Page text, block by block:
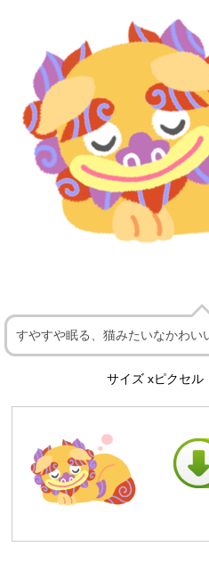
すやすや眠る、猫みたいなかわい
サイズ xピクセル